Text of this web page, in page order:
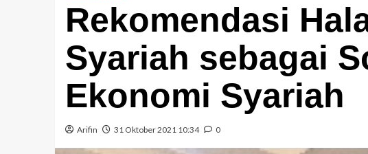
Rekomendasi
Syariah sebagai
Ekonomi Syariah
Arifin 31 Oktober 2021 10:34 0